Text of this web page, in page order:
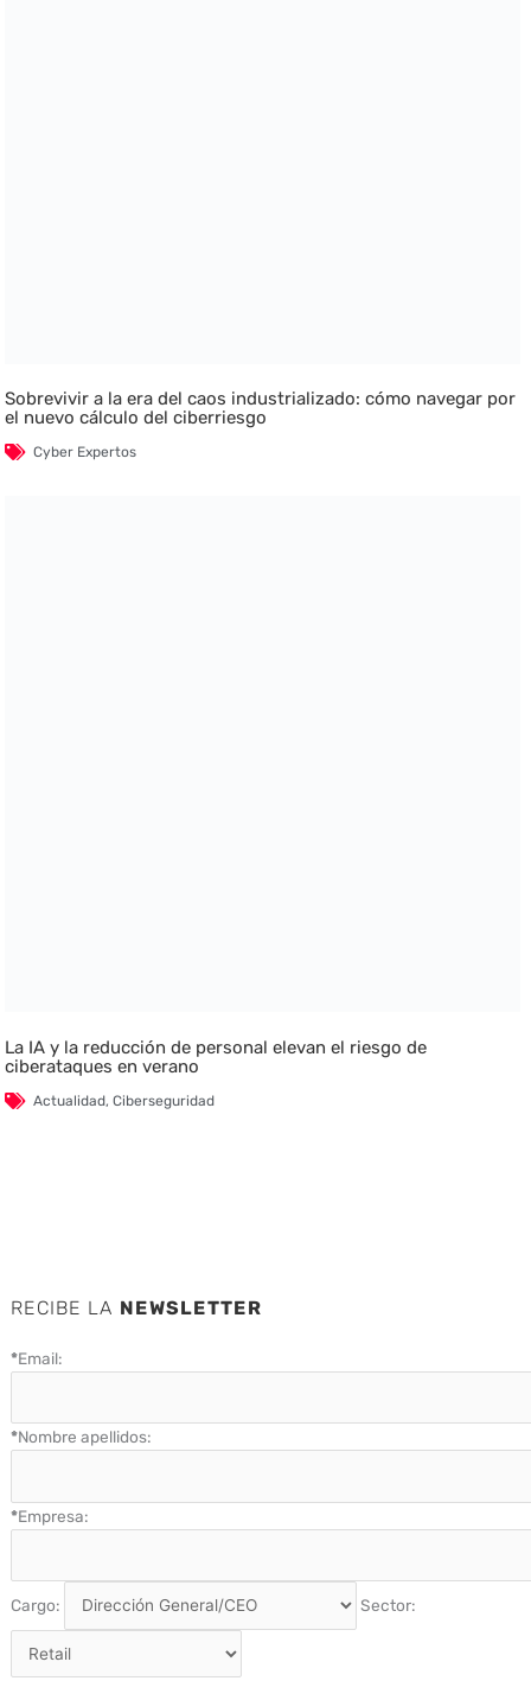
Sobrevivir a la era del caos industrializado: cómo navegar por
el nuevo cálculo del ciberriesgo
Cyber Expertos
La IA y la reducción de personal elevan el riesgo de
ciberataques en verano
Actualidad,Ciberseguridad
RECIBE LA NEWSLETTER
*Email:
*Nombre apellidos:
*Empresa:
Cargo: Sector: